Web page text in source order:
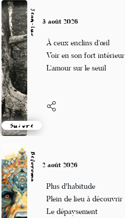
Jean-Luc
Suivre
3 août 2026
À ceux enclins d’œil
Voir en son fort intérieur
L’amour sur le seuil
Beloroma 2 août 2026
Plus d'habitude
Plein de lieu à découvrir
Le dépaysement